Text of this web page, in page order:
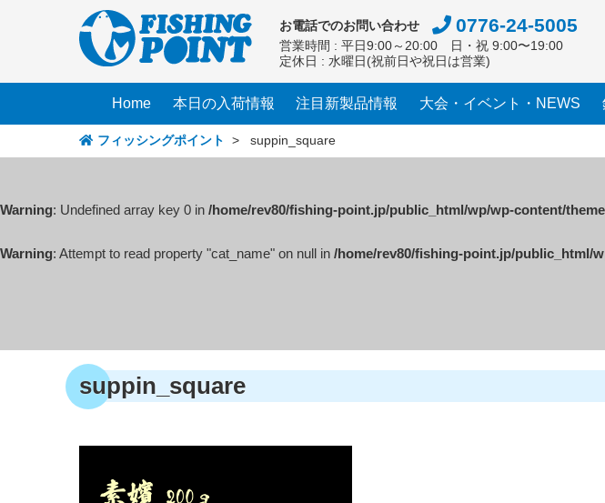
キ
プ
お電話でのお問い合わせ 0776-24-5005
営業時間 : 平日9:00～20:00 日・祝 9:00〜19:00
定休日 : 水曜日(祝前日や祝日は営業)
Home 本日の入荷情報 注目新製品情報 大会・イベント・NEWS
フィッシングポイント >suppin_square
Warning: Undefined array key 0 in /home/rev80/fishing-point.jp/public_html/wp/wp-content/
Warning: Attempt to read property "cat_name" on null in /home/rev80/fishing-point.jp/public_html/
suppin_square